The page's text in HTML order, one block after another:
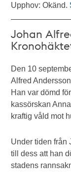
Upphov: Okänd.
Johan
Den 10
Alfred
Han var dömd
kassörskan
kraftig våld mot
Under tiden från
till dess att han
stadens